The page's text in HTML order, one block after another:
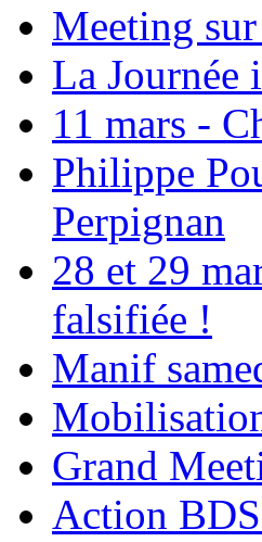
Meeting
La Journée
11 mars -
Philippe
Perpignan
28 et 29
falsifiée !
Manif
Grand
Action